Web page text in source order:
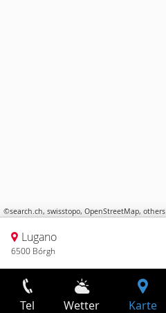
©search.ch, swisstopo, OpenStreetMap, others
Lugano
6500 Bórgh
Tel Wetter Karte